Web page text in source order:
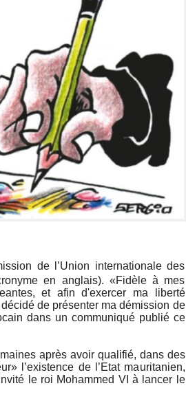
de l’Union internationale des
en anglais). «Fidèle à mes
et afin d'exercer ma liberté
de présenter ma démission de
dans un communiqué publié ce
après avoir qualifié, dans des
l’existence de l’Etat mauritanien,
le roi Mohammed VI à lancer le